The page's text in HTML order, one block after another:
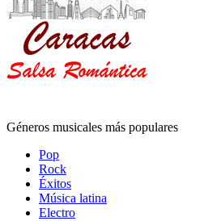
Géneros musicales más populares
Pop
Rock
Éxitos
Música latina
Electro